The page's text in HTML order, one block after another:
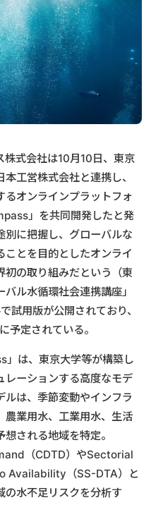
株式会社は10月10日、東京
工営株式会社と連携し、
るオンラインプラットフォ
」を共同開発したと発
別に把握し、グローバルな
ことを目的としたオンライ
初の取り組みだという（東
ル水循環社会連携講座」
試用版が公開されており、
予定されている。
は、東京大学等が構築し
レーションする高度なモデ
ルは、季節変動やインフラ
農業用水、工業用水、生活
される地域を特定。
（CDTD）やSectorial
Availability（SS-DTA）と
の水不足リスクを分析す